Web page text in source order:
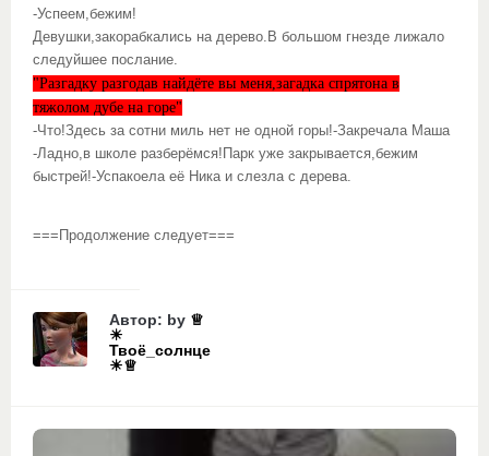
-Успеем,бежим!
Девушки,закорабкались на дерево.В большом гнезде лижало
следуйшее послание.
"Разгадку разгодав найдёте вы меня,загадка спрятона в
тяжолом дубе на горе"
-Что!Здесь за сотни миль нет не одной горы!-Закречала Маша
-Ладно,в школе разберёмся!Парк уже закрывается,бежим
быстрей!-Успакоела её Ника и слезла с дерева.
===Продолжение следует===
Автор: by ♕
☀
Твоё_солнце
☀♕